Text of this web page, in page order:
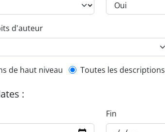
d'auteur
filter
de haut niveau Toutes les descriptions
:
Fin